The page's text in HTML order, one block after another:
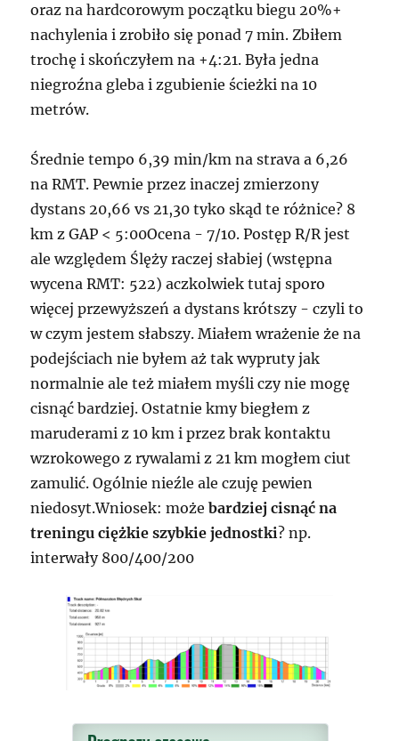
oraz na hardcorowym początku biegu 20%+
nachylenia i zrobiło się ponad 7 min. Zbiłem
trochę i skończyłem na +4:21. Była jedna
niegroźna gleba i zgubienie ścieżki na 10
metrów.
Średnie tempo 6,39 min/km na strava a 6,26
na RMT. Pewnie przez inaczej zmierzony
dystans 20,66 vs 21,30 tyko skąd te różnice? 8
km z GAP < 5:00Ocena - 7/10. Postęp R/R jest
ale względem Ślęży raczej słabiej (wstępna
wycena RMT: 522) aczkolwiek tutaj sporo
więcej przewyższeń a dystans krótszy - czyli to
w czym jestem słabszy. Miałem wrażenie że na
podejściach nie byłem aż tak wypruty jak
normalnie ale też miałem myśli czy nie mogę
cisnąć bardziej. Ostatnie kmy biegłem z
maruderami z 10 km i przez brak kontaktu
wzrokowego z rywalami z 21 km mogłem ciut
zamulić. Ogólnie nieźle ale czuję pewien
niedosyt.Wniosek: możebardziej cisnąć na
treningu ciężkie szybkie jednostki? np.
interwały 800/400/200